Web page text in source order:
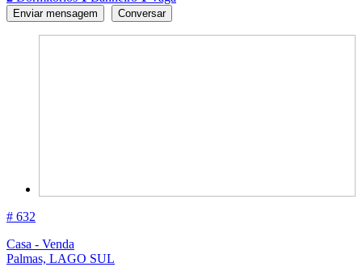
Enviar mensagem Conversar
# 632
Casa - Venda
Palmas, LAGO SUL